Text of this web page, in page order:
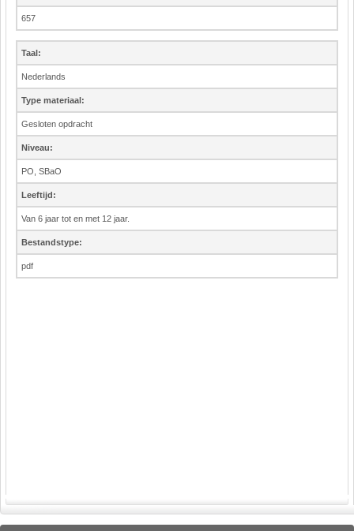
657
Taal:
Nederlands
Type materiaal:
Gesloten opdracht
Niveau:
PO, SBaO
Leeftijd:
Van 6 jaar tot en met 12 jaar.
Bestandstype:
pdf